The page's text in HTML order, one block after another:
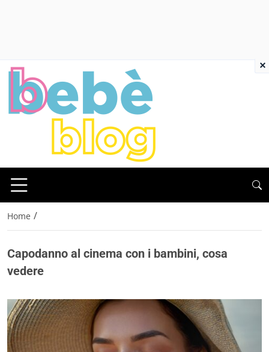
Home /
Capodanno al cinema con i bambini, cosa
vedere
×